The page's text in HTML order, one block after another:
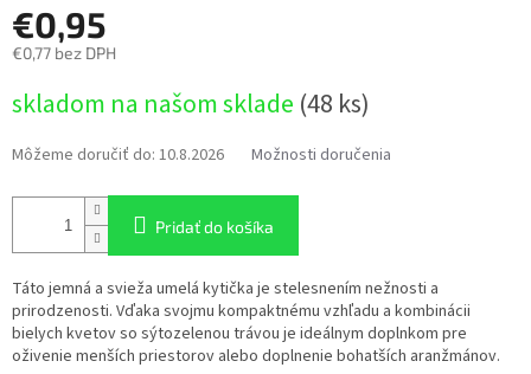
€0,95
€0,77 bez DPH
cena:
skladom na našom sklade (48 ks)
Môžeme doručiť do: 10.8.2026 Možnosti doručenia
Pridať do košíka
Táto jemná a svieža umelá kytička je stelesnením nežnosti a
prirodzenosti. Vďaka svojmu kompaktnému vzhľadu a kombinácii
bielych kvetov so sýtozelenou trávou je ideálnym doplnkom pre
oživenie menších priestorov alebo doplnenie bohatších aranžmánov.